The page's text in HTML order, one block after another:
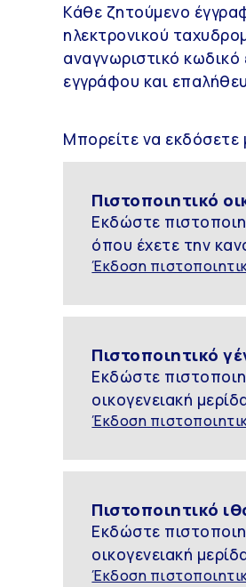
Κάθε ζητούμενο
ηλεκτρονικού
αναγνωριστικό
εγγράφου και
Μπορείτε να
Πιστοποιητικό
Εκδώστε
όπου έχετε την
Έκδοση
Πιστοποιητικό
Εκδώστε
οικογενειακή
Έκδοση
Πιστοποιητικό
Εκδώστε
οικογενειακή
Έκδοση